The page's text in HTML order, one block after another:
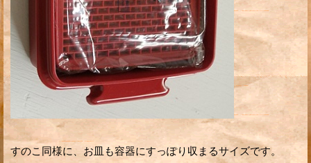
すのこ同様に、お皿も容器にすっぽり収まるサイズです。